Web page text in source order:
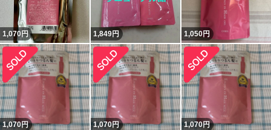
1,070円 1,849円 1,050円
1,070円 1,070円 1,070円